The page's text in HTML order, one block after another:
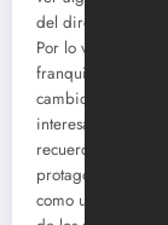
del director.
Por lo visto en su
franquicia querían
cambio
interesante relato
recuerdo de 2013
protagonizado por
como una de las